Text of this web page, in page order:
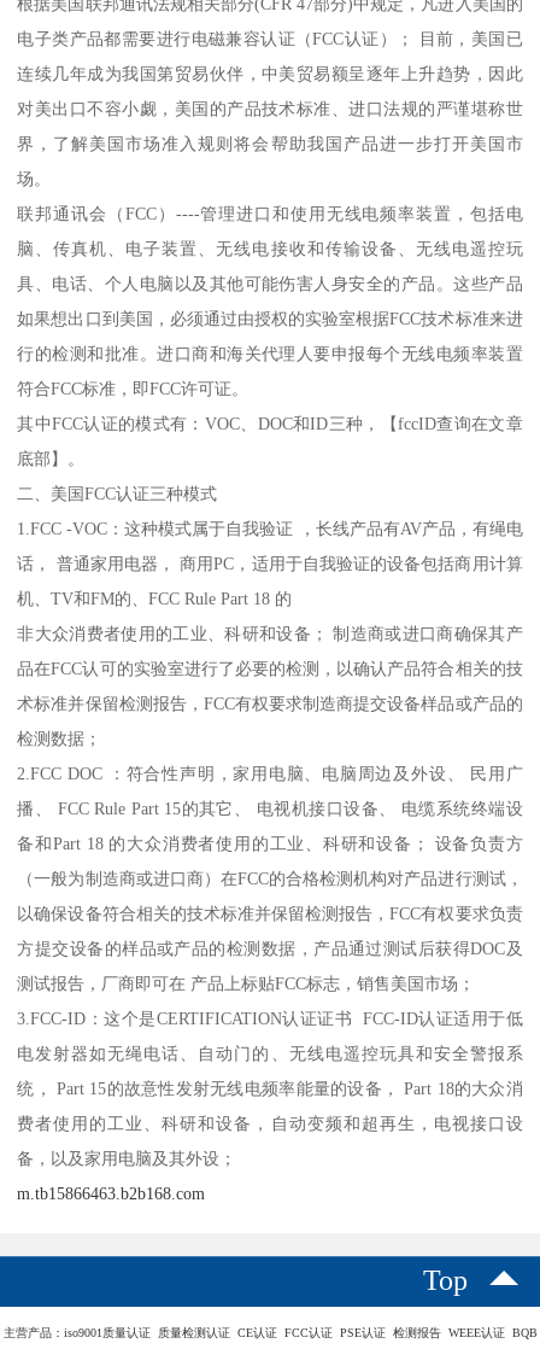
根据美国联邦通讯法规相关部分(CFR 47部分)中规定，凡进入美国的
电子类产品都需要进行电磁兼容认证（FCC认证）； 目前，美国已
连续几年成为我国第贸易伙伴，中美贸易额呈逐年上升趋势，因此
对美出口不容小觑，美国的产品技术标准、进口法规的严谨堪称世
界，了解美国市场准入规则将会帮助我国产品进一步打开美国市
场。
联邦通讯会（FCC）----管理进口和使用无线电频率装置，包括电
脑、传真机、电子装置、无线电接收和传输设备、无线电遥控玩
具、电话、个人电脑以及其他可能伤害人身安全的产品。这些产品
如果想出口到美国，必须通过由授权的实验室根据FCC技术标准来进
行的检测和批准。进口商和海关代理人要申报每个无线电频率装置
符合FCC标准，即FCC许可证。
其中FCC认证的模式有：VOC、DOC和ID三种，【fccID查询在文章
底部】。
二、美国FCC认证三种模式
1.FCC -VOC：这种模式属于自我验证 ，长线产品有AV产品，有绳电
话， 普通家用电器， 商用PC，适用于自我验证的设备包括商用计算
机、TV和FM的、FCC Rule Part 18 的
非大众消费者使用的工业、科研和设备； 制造商或进口商确保其产
品在FCC认可的实验室进行了必要的检测，以确认产品符合相关的技
术标准并保留检测报告，FCC有权要求制造商提交设备样品或产品的
检测数据；
2.FCC DOC ：符合性声明，家用电脑、电脑周边及外设、 民用广
播、 FCC Rule Part 15的其它、 电视机接口设备、 电缆系统终端设
备和Part 18 的大众消费者使用的工业、科研和设备； 设备负责方
（一般为制造商或进口商）在FCC的合格检测机构对产品进行测试，
以确保设备符合相关的技术标准并保留检测报告，FCC有权要求负责
方提交设备的样品或产品的检测数据，产品通过测试后获得DOC及
测试报告，厂商即可在 产品上标贴FCC标志，销售美国市场；
3.FCC-ID：这个是CERTIFICATION认证证书 FCC-ID认证适用于低
电发射器如无绳电话、自动门的、无线电遥控玩具和安全警报系
统， Part 15的故意性发射无线电频率能量的设备， Part 18的大众消
费者使用的工业、科研和设备，自动变频和超再生，电视接口设
备，以及家用电脑及其外设；
m.tb15866463.b2b168.com
Top
主营产品：iso9001质量认证 质量检测认证 CE认证 FCC认证 PSE认证 检测报告 WEEE认证 BQB